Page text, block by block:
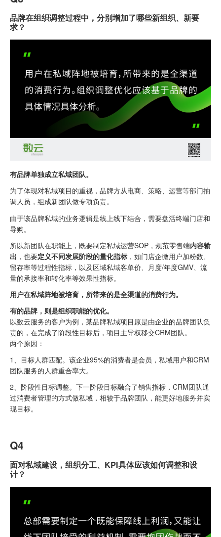
品牌在组织调整过程中，分别增加了哪些新组织、新要
求？
有品牌单独成立私域团队。
为了体现对私域项目的重视，品牌方从电商、策略、运营等部门抽
调人员，组成新团队做专项负责。
由于该品牌私域的业务逻辑是线上线下结合，需要盘活终端门店和
导购。
所以新团队在职能上，既要制定私域运营SOP，规范零售端内容输
出 ，也要定义不同发展阶段的量化指标 ，如门店企微用户加粉数、
留存率等过程性指标，以及区域私域客单价、月度/年度GMV、流
量的承接率和转化率等效果性指标。
用户在私域阵地被培育，所带来的是全渠道的消费行为。
有的品牌，则是组织职能的优化。
以数云服务的客户为例，某品牌私域项目原是由企业的品牌团队负
责的，在完成了阶段性目标后，项目主导权移交CRM团队。
两个原因：
1、目标人群匹配。该企业95%的消费者是会员，私域用户和CRM
团队服务的人群重合率大。
2、阶段性目标调整。下一阶段目标融合了销售指标，CRM团队通
过消费者管理的方式做私域，相较于品牌团队，能更好地服务并实
现目标。
Q4
面对私域建设，组织分工、KPI具体应该如何调整和设
计？